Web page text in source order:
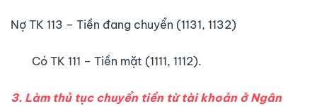
Nợ TK 113 – Tiền đang chuyển (1131, 1132)
Có TK 111 – Tiền mặt (1111, 1112).
3. Làm thủ tục chuyển tiền từ tài khoản ở Ngân